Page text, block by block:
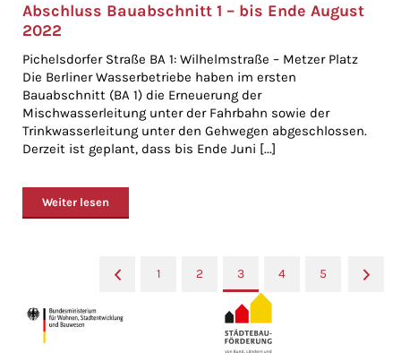
Abschluss Bauabschnitt 1 – bis Ende August
2022
Pichelsdorfer Straße BA 1: Wilhelmstraße – Metzer Platz
Die Berliner Wasserbetriebe haben im ersten
Bauabschnitt (BA 1) die Erneuerung der
Mischwasserleitung unter der Fahrbahn sowie der
Trinkwasserleitung unter den Gehwegen abgeschlossen.
Derzeit ist geplant, dass bis Ende Juni [...]
Weiter lesen
« 1 2 3 4 5 »